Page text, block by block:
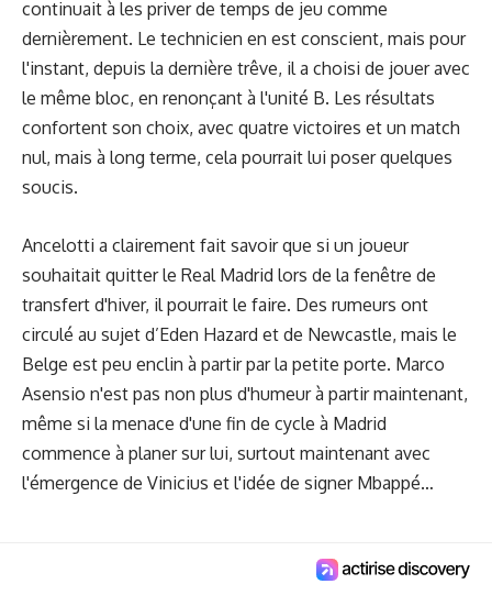
continuait à les priver de temps de jeu comme
dernièrement. Le technicien en est conscient, mais pour
l'instant, depuis la dernière trêve, il a choisi de jouer avec
le même bloc, en renonçant à l'unité B. Les résultats
confortent son choix, avec quatre victoires et un match
nul, mais à long terme, cela pourrait lui poser quelques
soucis.
Ancelotti a clairement fait savoir que si un joueur
souhaitait quitter le Real Madrid lors de la fenêtre de
transfert d'hiver, il pourrait le faire. Des rumeurs ont
circulé au sujet d’Eden Hazard et de Newcastle, mais le
Belge est peu enclin à partir par la petite porte. Marco
Asensio n'est pas non plus d'humeur à partir maintenant,
même si la menace d'une fin de cycle à Madrid
commence à planer sur lui, surtout maintenant avec
l'émergence de Vinicius et l'idée de signer Mbappé…